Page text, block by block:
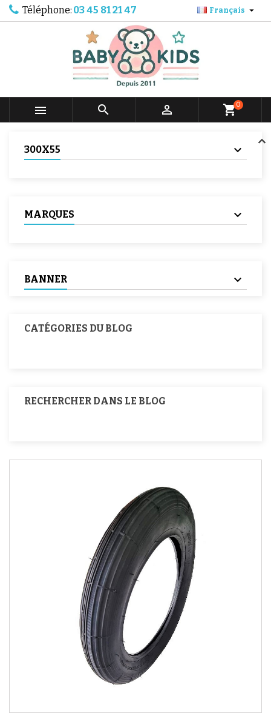
Téléphone: 03 45 81 21 47 Français 
   shopping_cart0
300X55
MARQUES
BANNER
CATÉGORIES DU BLOG
RECHERCHER DANS LE BLOG